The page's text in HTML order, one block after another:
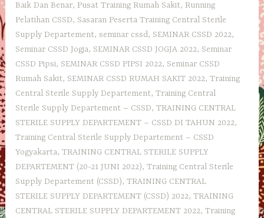
Baik Dan Benar, Pusat Training Rumah Sakit, Running
Pelatihan CSSD, Sasaran Peserta Training Central Sterile
Supply Departement,seminar cssd, SEMINAR CSSD 2022,
Seminar CSSD Jogja, SEMINAR CSSD JOGJA 2022, Seminar
CSSD Pipsi, SEMINAR CSSD PIPSI 2022, Seminar CSSD
Rumah Sakit, SEMINAR CSSD RUMAH SAKIT 2022,Training
Central Sterile Supply Departement,Training Central
Sterile Supply Departement – CSSD,TRAINING CENTRAL
STERILE SUPPLY DEPARTEMENT – CSSD DI TAHUN 2022,
Training Central Sterile Supply Departement – CSSD
Yogyakarta,TRAINING CENTRAL STERILE SUPPLY
DEPARTEMENT (20-21 JUNI 2022),Training Central Sterile
Supply Departement‎ (CSSD),TRAINING CENTRAL
STERILE SUPPLY DEPARTEMENT (CSSD) 2022,TRAINING
CENTRAL STERILE SUPPLY DEPARTEMENT 2022,Training